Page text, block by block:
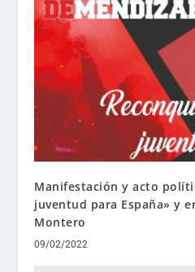
Manifestación y acto
juventud para España» y
Montero
09/02/2022